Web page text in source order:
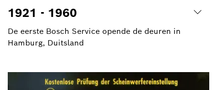
1921 - 1960
De eerste Bosch Service opende de deuren in
Hamburg, Duitsland